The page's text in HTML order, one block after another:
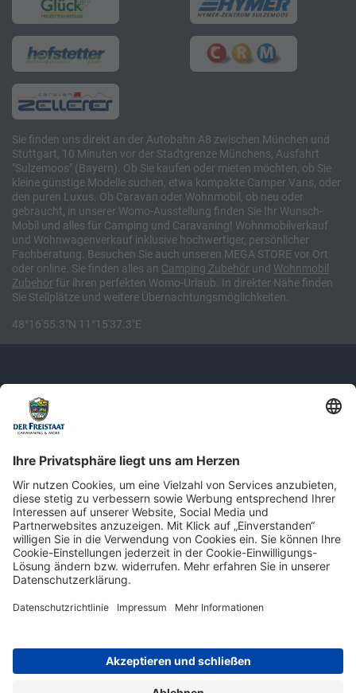
Sie finden uns direkt an der Autobahn A8 zwischen München und
Stuttgart, 10 Minuten vor der Stadtgrenze Münchens, Ausfahrt
"Sulzemoos" (Bayern). Ob Sie kaufen oder mieten möchten, ob Sie
kleine günstige Modelle suchen, etwa kompakte Camper Vans, oder
den puren Luxus. Ob Caravan oder Wohnmobil, ob neu oder
gebraucht, in unserer Womo-Ausstellung finden Sie Ihr Wunsch-
Mobil und alles für Camping und Caravaning! Wohnmobilverkauf
und Wohnwagenverkauf inklusive hochwertiger, persönlicher
Fachberatung. Besuchen Sie auch unseren MEGA STORE vor Ort
oder online. Sie finden alles an Camping Zubehör und Wohnmobil
Zubehör für ihren perfekten Womo-Urlaub. In direkter Nähe finden
Sie Stellplätze und weitere Übernachtungsmöglichkeiten.
48°16'55.3"N 11°15'37.3"E
Newsletter: Jetzt auf
shop.derfreistaat.de anmelden und
einen 5€ Gutschein für unseren Online-
Shop erhalten!*
Impressum Datenschutz Barrierefreiheit